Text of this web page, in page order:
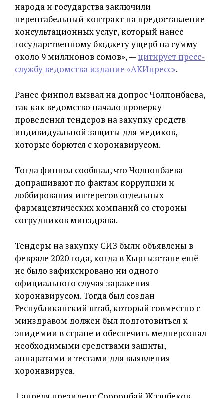
народа и государства заключили
нерентабельный контракт на предоставление
консультационных услуг, который нанес
государственному бюджету ущерб на сумму
около 9 миллионов сомов», — цитирует пресс-
службу ведомства издание «АКИпресс».
Ранее финпол вызвал на допрос Чолпонбаева,
так как ведомство начало проверку
проведения тендеров на закупку средств
индивидуальной защиты для медиков,
которые борются с коронавирусом.
Тогда финпол сообщал, что Чолпонбаева
допрашивают по фактам коррупции и
лоббирования интересов отдельных
фармацевтических компаний со стороны
сотрудников минздрава.
Тендеры на закупку СИЗ были объявлены в
феврале 2020 года, когда в Кыргызстане ещё
не было зафиксировано ни одного
официального случая заражения
коронавирусом. Тогда был создан
Республиканский штаб, который совместно с
минздравом должен был подготовиться к
эпидемии в стране и обеспечить медперсонал
необходимыми средствами защиты,
аппаратами и тестами для выявления
коронавируса.